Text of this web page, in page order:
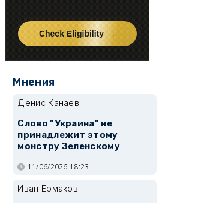
Мнения
Денис Канаев
Слово "Украина" не
принадлежит этому
монстру Зеленскому
11/06/2026 18:23
Иван Ермаков